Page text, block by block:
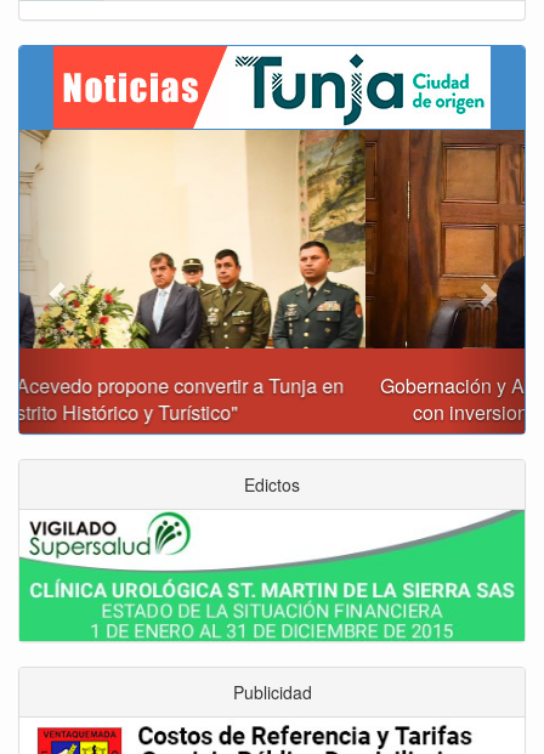
Gobernación y Alcaldía de Tunja revisan 120 proyectos
con inversiones superiores a $385.000 millones
Next
Edictos
Publicidad